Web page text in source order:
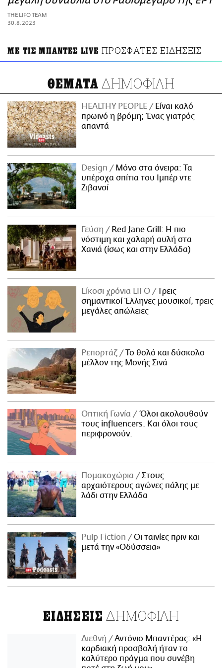
ΑΜΠΑ
PRINT
THE LIFO TEAM
30.8.2023
ΜΕ ΤΙΣ ΜΠΑΝΤΕΣ LIVE ΠΡΟΣΦΑΤΕΣ ΕΙΔΗΣΕΙΣ
ΘΕΜΑΤΑ ΔΗΜΟΦΙΛΗ
HEALTHY PEOPLE
Είναι καλό
πρωινό η βρόμη; Ένας γιατρός
απαντά
Design
Μόνο στα όνειρα: Τα
υπέροχα σπίτια του Ιμπέρ ντε
Ζιβανσί
Γεύση
Red Jane Grill: Η πιο
νόστιμη και χαλαρή αυλή στα
Χανιά (ίσως και στην Ελλάδα)
Είκοσι χρόνια LIFO
Tρεις
σημαντικοί Έλληνες μουσικοί, τρεις
μεγάλες απώλειες
Ρεπορτάζ
Το θολό και δύσκολο
μέλλον της Μονής Σινά
Οπτική Γωνία
Όλοι ακολουθούν
τους influencers. Και όλοι τους
περιφρονούν.
Πομακοχώρια
Στους
αρχαιότερους αγώνες πάλης με
λάδι στην Ελλάδα
Pulp Fiction
Οι ταινίες πριν και
μετά την «Οδύσσεια»
ΕΙΔΗΣΕΙΣ ΔΗΜΟΦΙΛΗ
Διεθνή
Αντόνιο Μπαντέρας: «Η
καρδιακή προσβολή ήταν το
καλύτερο πράγμα που συνέβη